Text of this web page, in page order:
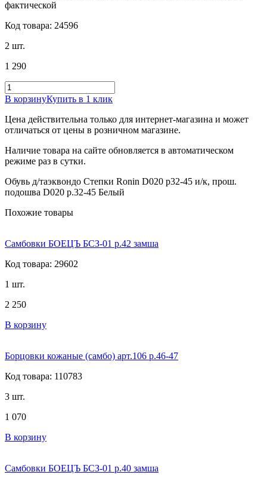
фактической
Код товара: 24596
2 шт.
1 290
В корзинуКупить в 1 клик
Цена действительна только для интернет-магазина и может
отличаться от цены в розничном магазине.
Наличие товара на сайте обновляется в автоматическом
режиме раз в сутки.
Обувь д/таэквондо Степки Ronin D020 р32-45 и/к, прош.
подошва D020 р.32-45 Белый
Похожие товары
Самбовки БОЕЦЪ БСЗ-01 р.42 замша
Код товара: 29602
1 шт.
2 250
В корзину
Борцовки кожаные (самбо) арт.106 р.46-47
Код товара: 110783
3 шт.
1 070
В корзину
Самбовки БОЕЦЪ БСЗ-01 р.40 замша